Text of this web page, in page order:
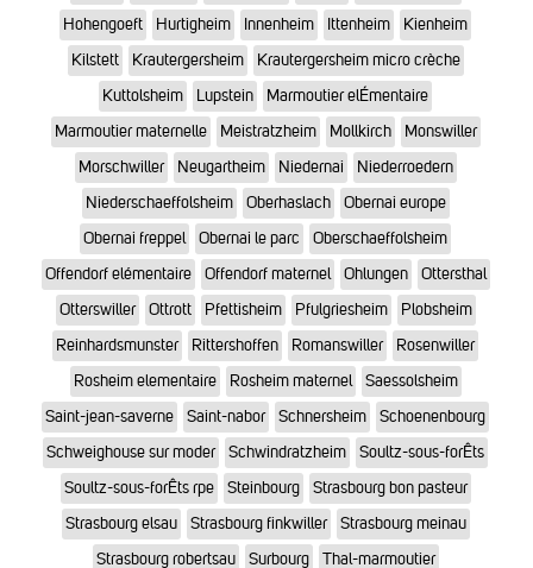
Hohengoeft
Hurtigheim Innenheim Ittenheim
Kienheim
Kilstett
Krautergersheim
Krautergersheim micro crèche
Kuttolsheim
Lupstein
Marmoutier elÉmentaire
Marmoutier maternelle
Meistratzheim Mollkirch
Monswiller
Morschwiller
Neugartheim Niedernai
Niederroedern
Niederschaeffolsheim
Oberhaslach
Obernai europe
Obernai freppel
Obernai le parc
Oberschaeffolsheim
Offendorf elémentaire
Offendorf maternel Ohlungen
Ottersthal
Otterswiller
Ottrott Pfettisheim Pfulgriesheim
Plobsheim
Reinhardsmunster
Rittershoffen Romanswiller
Rosenwiller
Rosheim elementaire
Rosheim maternel
Saessolsheim
Saint-jean-saverne
Saint-nabor Schnersheim
Schoenenbourg
Schweighouse sur moder
Schwindratzheim
Soultz-sous-forÊts
Soultz-sous-forÊts rpe
Steinbourg
Strasbourg bon pasteur
Strasbourg elsau
Strasbourg finkwiller
Strasbourg meinau
Strasbourg robertsau
Surbourg Thal-marmoutier